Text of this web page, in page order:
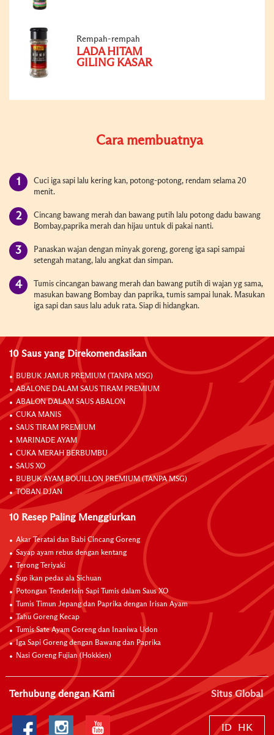
Rempah-rempah
LADA HITAM
GILING KASAR
Cara membuatnya
Cuci iga sapi lalu kering kan, potong-potong, rendam selama 20
menit.
Cincang bawang merah dan bawang putih lalu potong dadu bawang
Bombay,paprika merah dan hijau untuk di pakai nanti.
Panaskan wajan dengan minyak goreng, goreng iga sapi sampai
setengah matang, lalu angkat dan simpan.
Tumis cincangan bawang merah dan bawang putih di wajan yg sama,
masukan bawang Bombay dan paprika, tumis sampai lunak. Masukan
iga sapi dan saus lalu aduk rata. Siap di hidangkan.
10 Saus yang Direkomendasikan
BUBUK JAMUR PREMIUM (TANPA MSG)
ABALONE DALAM SAUS TIRAM PREMIUM
ABALON DALAM SAUS ABALON
CUKA MANIS
SAUS TIRAM PREMIUM
MARINADE AYAM
CUKA MERAH BERBUMBU
SAUS XO
BUBUK AYAM BOUILLON PREMIUM (TANPA MSG)
TOBAN DJAN
10 Resep Paling Menggiurkan
Akar Teratai dan Babi Cincang Goreng
Sayap ayam rebus dengan kentang
Terong Teriyaki
Sup ikan pedas ala Sichuan
Potongan Tenderloin Sapi Tumis dalam Saus XO
Tumis Timun Jepang dan Paprika dengan Irisan Ayam
Tahu Goreng Kecap
Tumis Sate Ayam Goreng dan Inaniwa Udon
Iga Sapi Goreng dengan Bawang dan Paprika
Nasi Goreng Fujian (Hokkien)
Terhubung dengan Kami Situs Global
ID HK